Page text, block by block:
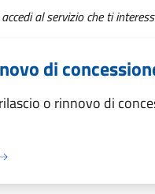
al servizio che ti
di
o rinnovo di